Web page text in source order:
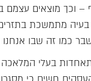
וכך מוצאים עצמם
בעיה מתמשכת בתזרים
כמו זה שבו אנחנו
בעלי